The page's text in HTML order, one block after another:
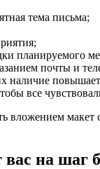
тема письма;
планируемого
почты и
наличие
все
вложением
на шаг